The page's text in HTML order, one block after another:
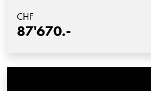
CHF
87'670.-